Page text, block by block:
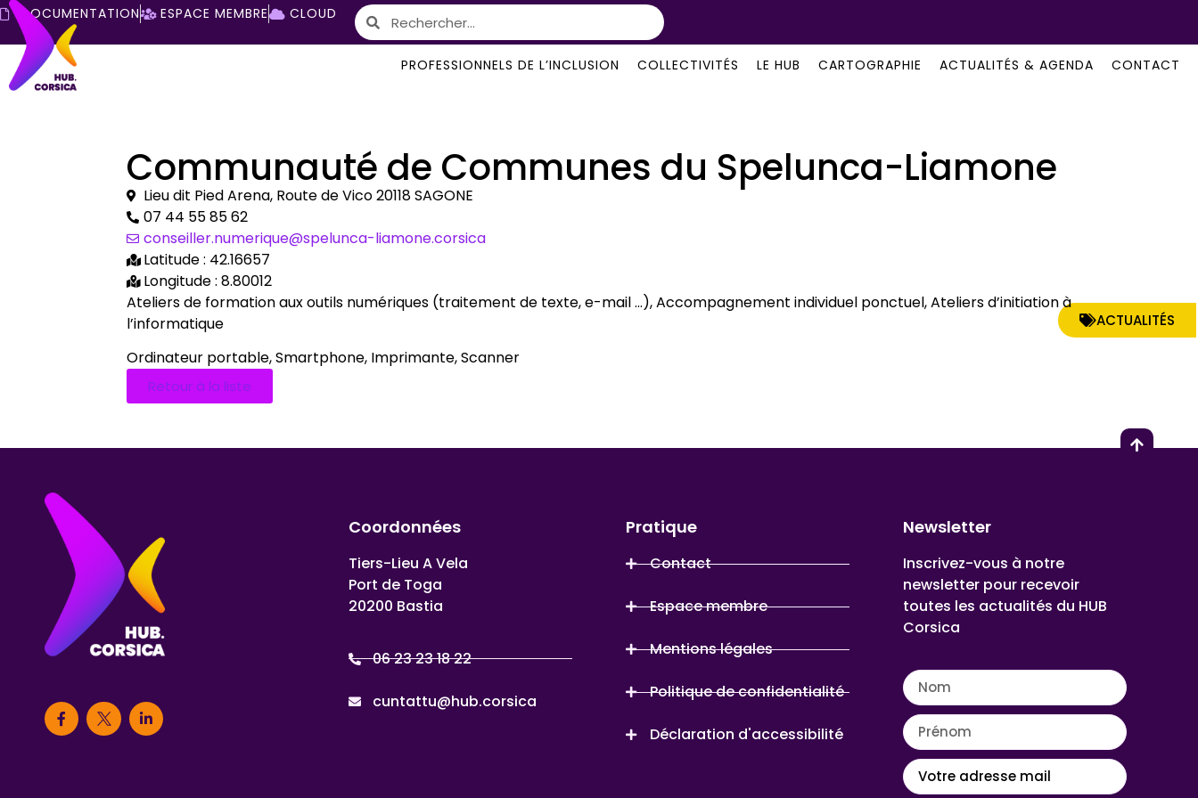
DOCUMENTATION ESPACE MEMBRE CLOUD
PROFESSIONNELS DE L’INCLUSION COLLECTIVITÉS LE HUB CARTOGRAPHIE ACTUALITÉS & AGENDA CONTACT
ACTUALITÉS
Communauté de Communes du Spelunca-Liamone
Lieu dit Pied Arena, Route de Vico 20118 SAGONE
07 44 55 85 62
conseiller.numerique@spelunca-liamone.corsica
Latitude : 42.16657
Longitude : 8.80012
Ateliers de formation aux outils numériques (traitement de texte, e-mail …), Accompagnement individuel ponctuel, Ateliers d’initiation à
l’informatique
Ordinateur portable, Smartphone, Imprimante, Scanner
Retour à la liste
Coordonnées
Tiers-Lieu A Vela
Port de Toga
20200 Bastia
06 23 23 18 22
cuntattu@hub.corsica
Pratique
Contact
Espace membre
Mentions légales
Politique de confidentialité
Déclaration d'accessibilité
Newsletter
Inscrivez-vous à notre
newsletter pour recevoir
toutes les actualités du HUB
Corsica